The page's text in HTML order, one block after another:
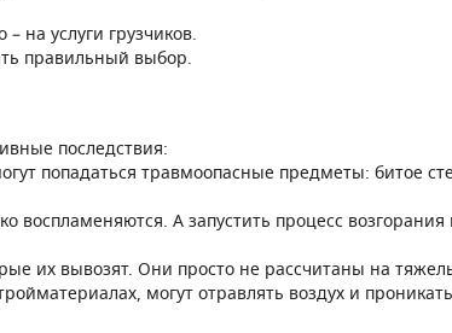
на услуги грузчиков.
правильный выбор.
последствия:
травмоопасные предметы: битое
А запустить процесс
вывозят. Они просто не рассчитаны на
могут отравлять воздух и